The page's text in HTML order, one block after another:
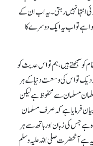
انتہا نہیں رہتی۔ یہ اب ان کے
ہے تو اب یہ ایک دوسرے کا
کو سمجھتے ہیں، ہم تو اس حدیث کو
تو اس کی وسعت دنیا کے ہر
مسلمان سے محفوظ ہے لیکن
فرمایا ہے کہ صرف مسلمان
ہے جس کی زبان اور ہاتھ سے ہر
ہے آنحضرت صلی اللہ علیہ وسلم